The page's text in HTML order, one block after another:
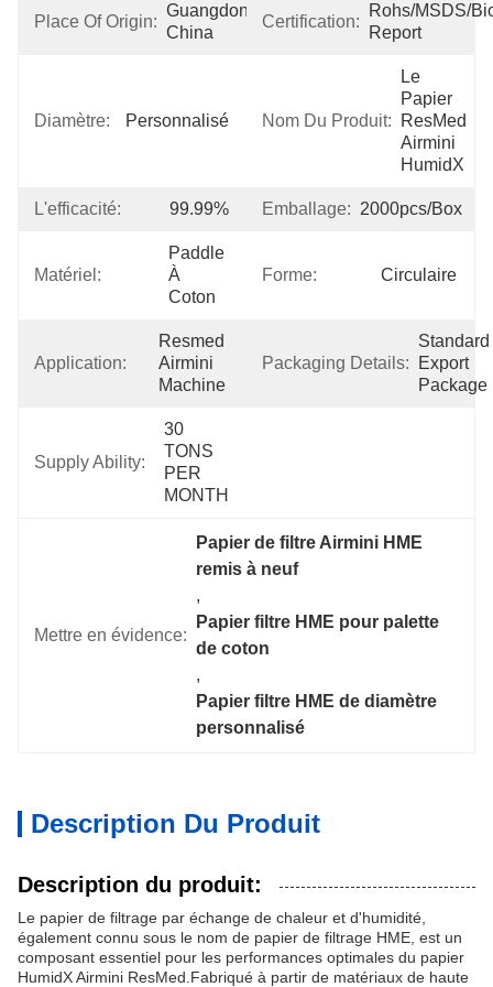
Place Of Origin:
Guangdong,
China
Certification:
Rohs/MSDS/
Report
Diamètre: Personnalisé Nom Du Produit:
Le
Papier
ResMed
Airmini
HumidX
L'efficacité: 99.99% Emballage: 2000pcs/box
Matériel:
Paddle
À
Coton
Forme: Circulaire
Application:
Resmed
Airmini
Machine
Packaging Details:
Standard
Export
Package
Supply Ability:
30
TONS
PER
MONTH
Mettre en évidence:
Papier de filtre Airmini HME
remis à neuf
,
Papier filtre HME pour palette
de coton
,
Papier filtre HME de diamètre
personnalisé
Description Du Produit
Description du produit:
Le papier de filtrage par échange de chaleur et d'humidité,
également connu sous le nom de papier de filtrage HME, est un
composant essentiel pour les performances optimales du papier
HumidX Airmini ResMed.Fabriqué à partir de matériaux de haute